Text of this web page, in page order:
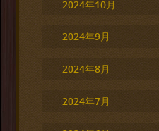
2024年10月
2024年9月
2024年8月
2024年7月